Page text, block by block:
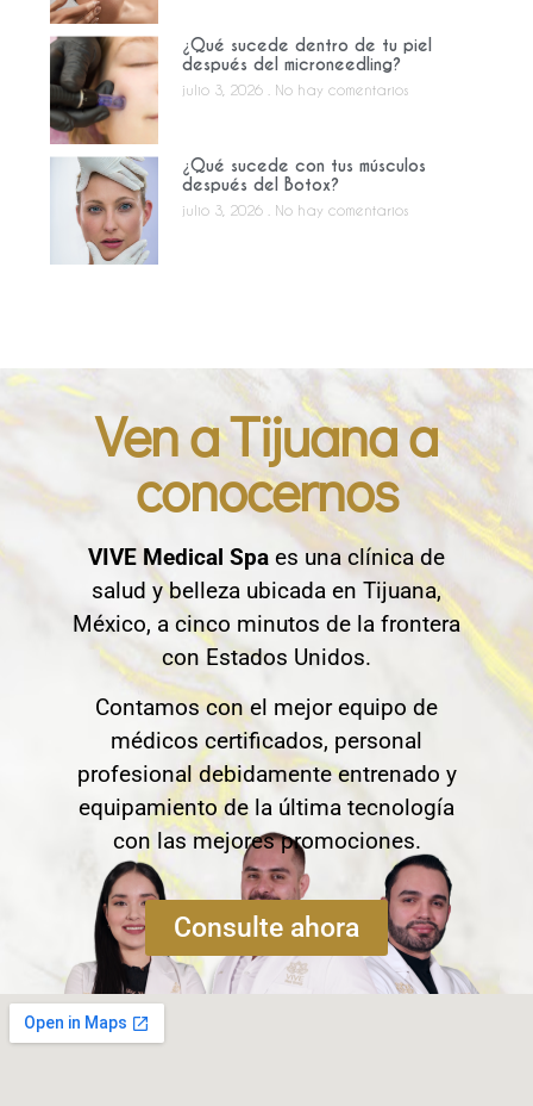
¿Qué sucede dentro de tu piel
después del microneedling?
julio 3, 2026 No hay comentarios
¿Qué sucede con tus músculos
después del Botox?
julio 3, 2026 No hay comentarios
Ven a Tijuana a
conocernos
VIVE Medical Spa es una clínica de
salud y belleza ubicada en Tijuana,
México, a cinco minutos de la frontera
con Estados Unidos.
Contamos con el mejor equipo de
médicos certificados, personal
profesional debidamente entrenado y
equipamiento de la última tecnología
con las mejores promociones.
Consulte ahora